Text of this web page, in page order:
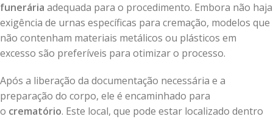
funerária adequada para o procedimento. Embora não haja
exigência de urnas específicas para cremação, modelos que
não contenham materiais metálicos ou plásticos em
excesso são preferíveis para otimizar o processo.
Após a liberação da documentação necessária e a
preparação do corpo, ele é encaminhado para
o crematório. Este local, que pode estar localizado dentro